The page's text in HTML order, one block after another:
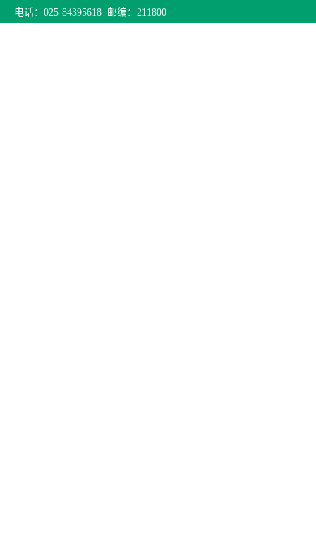
电话：025-84395618 邮编：211800